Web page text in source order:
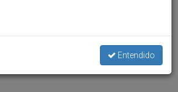
Entendido